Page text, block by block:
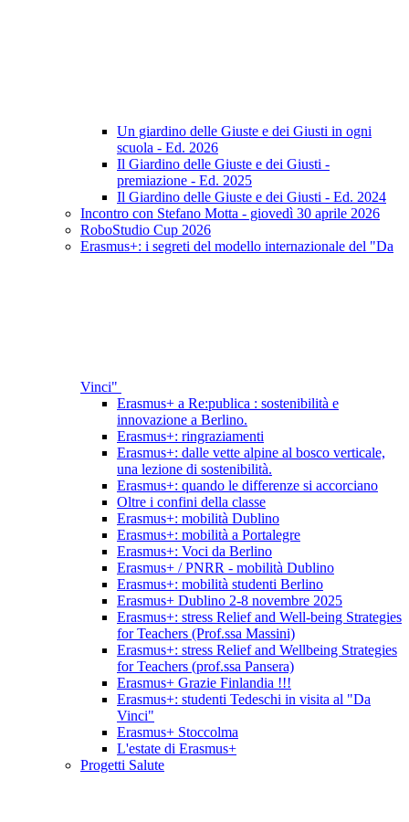
Un giardino delle Giuste e dei Giusti in ogni
scuola - Ed. 2026
Il Giardino delle Giuste e dei Giusti -
premiazione - Ed. 2025
Il Giardino delle Giuste e dei Giusti - Ed. 2024
Incontro con Stefano Motta - giovedì 30 aprile 2026
RoboStudio Cup 2026
Erasmus+: i segreti del modello internazionale del "Da
Vinci"
Erasmus+ a Re:publica : sostenibilità e
innovazione a Berlino.
Erasmus+: ringraziamenti
Erasmus+: dalle vette alpine al bosco verticale,
una lezione di sostenibilità.
Erasmus+: quando le differenze si accorciano
Oltre i confini della classe
Erasmus+: mobilità Dublino
Erasmus+: mobilità a Portalegre
Erasmus+: Voci da Berlino
Erasmus+ / PNRR - mobilità Dublino
Erasmus+: mobilità studenti Berlino
Erasmus+ Dublino 2-8 novembre 2025
Erasmus+: stress Relief and Well-being Strategies
for Teachers (Prof.ssa Massini)
Erasmus+: stress Relief and Wellbeing Strategies
for Teachers (prof.ssa Pansera)
Erasmus+ Grazie Finlandia !!!
Erasmus+: studenti Tedeschi in visita al "Da
Vinci"
Erasmus+ Stoccolma
L'estate di Erasmus+
Progetti Salute